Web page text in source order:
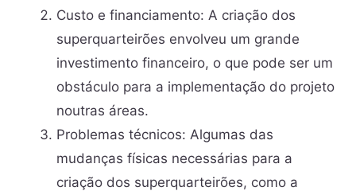
Custo e financiamento: A criação dos
superquarteirões envolveu um grande
investimento financeiro, o que pode ser um
obstáculo para a implementação do projeto
noutras áreas.
Problemas técnicos: Algumas das
mudanças físicas necessárias para a
criação dos superquarteirões, como a